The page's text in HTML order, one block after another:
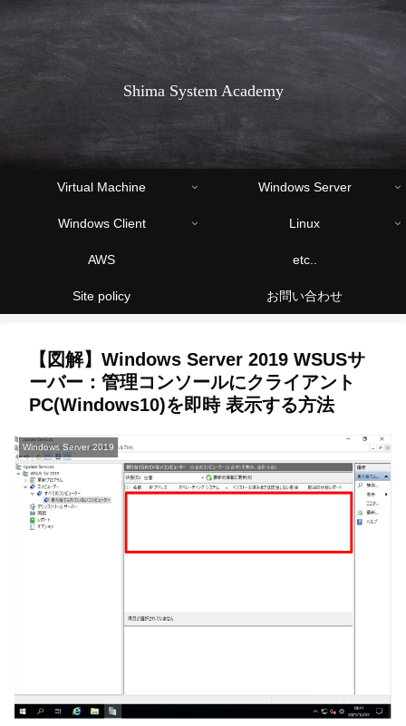
Shima System Academy
Virtual Machine Windows Server
Windows Client Linux
AWS etc..
Site policy お問い合わせ
【図解】Windows Server 2019 WSUSサ
ーバー：管理コンソールにクライアント
PC(Windows10)を即時 表示する方法
Windows Server 2019